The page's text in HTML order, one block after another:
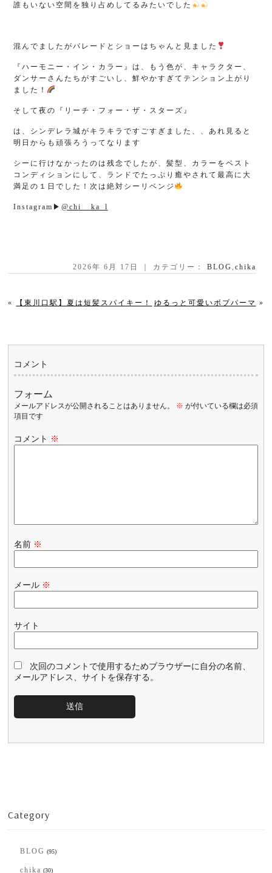
誰もいない空間を独り占めしてるみたいでした
混んでましたがパレードとショーはちゃんと見ました
『ハーモニー・イン・カラー』は、もう色が、キャラクター、
ダンサーさんたちがすごいし、鮮やかすぎてテンション上がり
ました！
そして夜の『リーチ・フォー・ザ・スターズ』
は、シンデレラ城がキラキラですごすぎました、、あれ見ると
明日からも頑張ろうってなります
シーに行けなかったのは残念でしたが、髪型、カラーをベスト
コンディションにして、ランドでたっぷり癒やされて最高に大
満足の１日でした！次は絶対シーリベンジ
Instagram▶︎ @chi__ka_l
2026年 6月 17日 ｜ カテゴリー： BLOG, chika
« 【東川口駅】夏は短髪スパイキー！ ゆるっと可愛いボブパーマ »
コメント
フォーム
メールアドレスが公開されることはありません。 ※ が付いている欄は必須
項目です
コメント ※
名前 ※
メール ※
サイト
次回のコメントで使用するためブラウザーに自分の名前、
メールアドレス、サイトを保存する。
Category
BLOG (95)
chika (30)